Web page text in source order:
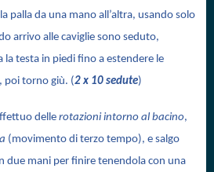
palla da una mano all’altra, usando solo
arrivo alle caviglie sono seduto,
la testa in piedi fino a estendere le
poi torno giù. (2 x 10 sedute)
delle rotazioni intorno al bacino,
(movimento di terzo tempo), e salgo
due mani per finire tenendola con una